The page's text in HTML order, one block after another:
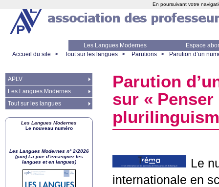
Les Langues Modernes
Espace
Accueil du site
> Tout sur les langues > Parutions > Parution d’un
Parution
sur «
Le
internationale en
APLV
Les Langues Modernes
Tout sur les langues
Les Langues Modernes
Le nouveau numéro
Les Langues Modernes n° 2/2026
(juin) La joie d’enseigner les
langues et en langues)
En poursuivant votre